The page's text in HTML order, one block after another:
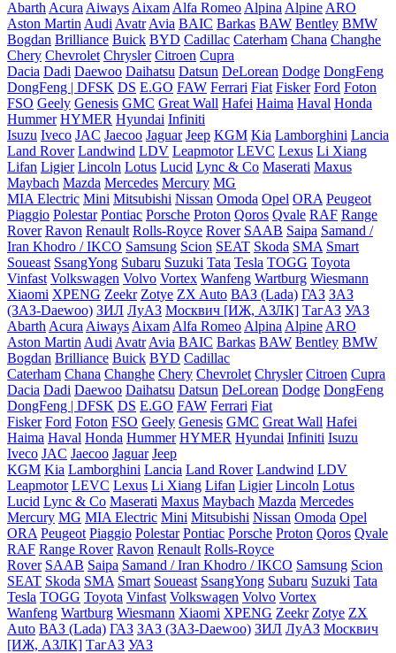
Abarth Acura Aiways Aixam Alfa Romeo Alpina Alpine ARO
Aston Martin Audi Avatr Avia BAIC Barkas BAW Bentley BMW
Bogdan Brilliance Buick BYD Cadillac Caterham Chana Changhe
Chery Chevrolet Chrysler Citroen Cupra
Dacia Dadi Daewoo Daihatsu Datsun DeLorean Dodge DongFeng
DongFeng | DFSK DS E.GO FAW Ferrari Fiat Fisker Ford Foton
FSO Geely Genesis GMC Great Wall Hafei Haima Haval Honda
Hummer HYMER Hyundai Infiniti
Isuzu Iveco JAC Jaecoo Jaguar Jeep KGM Kia Lamborghini Lancia
Land Rover Landwind LDV Leapmotor LEVC Lexus Li Xiang
Lifan Ligier Lincoln Lotus Lucid Lync & Co Maserati Maxus
Maybach Mazda Mercedes Mercury MG
MIA Electric Mini Mitsubishi Nissan Omoda Opel ORA Peugeot
Piaggio Polestar Pontiac Porsche Proton Qoros Qvale RAF Range
Rover Ravon Renault Rolls-Royce Rover SAAB Saipa Samand /
Iran Khodro / IKCO Samsung Scion SEAT Skoda SMA Smart
Soueast SsangYong Subaru Suzuki Tata Tesla TOGG Toyota
Vinfast Volkswagen Volvo Vortex Wanfeng Wartburg Wiesmann
Xiaomi XPENG Zeekr Zotye ZX Auto ВАЗ (Lada) ГАЗ ЗАЗ
(ЗАЗ-Daewoo) ЗИЛ ЛуАЗ Москвич [ИЖ, АЗЛК] ТагАЗ УАЗ
Abarth Acura Aiways Aixam Alfa Romeo Alpina Alpine ARO
Aston Martin Audi Avatr Avia BAIC Barkas BAW Bentley BMW
Bogdan Brilliance Buick BYD Cadillac
Caterham Chana Changhe Chery Chevrolet Chrysler Citroen Cupra
Dacia Dadi Daewoo Daihatsu Datsun DeLorean Dodge DongFeng
DongFeng | DFSK DS E.GO FAW Ferrari Fiat
Fisker Ford Foton FSO Geely Genesis GMC Great Wall Hafei
Haima Haval Honda Hummer HYMER Hyundai Infiniti Isuzu
Iveco JAC Jaecoo Jaguar Jeep
KGM Kia Lamborghini Lancia Land Rover Landwind LDV
Leapmotor LEVC Lexus Li Xiang Lifan Ligier Lincoln Lotus
Lucid Lync & Co Maserati Maxus Maybach Mazda Mercedes
Mercury MG MIA Electric Mini Mitsubishi Nissan Omoda Opel
ORA Peugeot Piaggio Polestar Pontiac Porsche Proton Qoros Qvale
RAF Range Rover Ravon Renault Rolls-Royce
Rover SAAB Saipa Samand / Iran Khodro / IKCO Samsung Scion
SEAT Skoda SMA Smart Soueast SsangYong Subaru Suzuki Tata
Tesla TOGG Toyota Vinfast Volkswagen Volvo Vortex
Wanfeng Wartburg Wiesmann Xiaomi XPENG Zeekr Zotye ZX
Auto ВАЗ (Lada) ГАЗ ЗАЗ (ЗАЗ-Daewoo) ЗИЛ ЛуАЗ Москвич
[ИЖ, АЗЛК] ТагАЗ УАЗ